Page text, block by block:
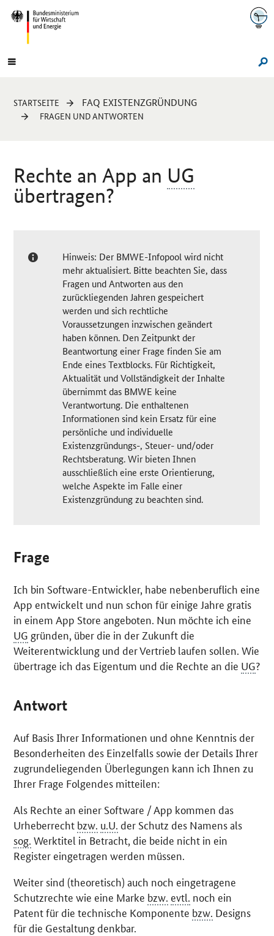
Navigation
Hauptmenü
Sie
sind
STARTSEITE FAQ EXISTENZGRÜNDUNG
FRAGEN UND ANTWORTEN
Rechte anApp an UG
übertragen?
Hinweis: Der BMWE-Infopool wird nicht
mehr aktualisiert. Bitte beachten Sie, dass
Fragen und Antworten aus den
zurückliegenden Jahren gespeichert
werden und sich rechtliche
Voraussetzungen inzwischen geändert
haben können. Den Zeitpunkt der
Beantwortung einer Frage finden Sie am
Ende eines Textblocks. Für Richtigkeit,
Aktualität und Vollständigkeit der Inhalte
übernimmt das BMWE keine
Verantwortung. Die enthaltenen
Informationen sind kein Ersatz für eine
persönliche und individuelle
Existenzgründungs-, Steuer- und/oder
Rechtsberatung. Wir bieten Ihnen
ausschließlich eine erste Orientierung,
welche Aspekte im Falle einer
Existenzgründung zu beachten sind.
Frage
Ich bin Software-Entwickler, habe nebenberuflich eine
App entwickelt und nun schon für einige Jahre gratis
in einemApp Store angeboten. Nun möchte ich eine
UG gründen, über die in der Zukunft die
Weiterentwicklung und der Vertrieb laufen sollen. Wie
übertrage ich das Eigentum und die Rechte an die UG?
Antwort
Auf Basis Ihrer Informationen und ohne Kenntnis der
Besonderheiten des Einzelfalls sowie der Details Ihrer
zugrundeliegenden Überlegungen kann ich Ihnen zu
Ihrer Frage Folgendes mitteilen:
Als Rechte an einer Software / App kommen das
Urheberrecht bzw. u.U. der Schutz des Namens als
sog. Werktitel in Betracht, die beide nicht in ein
Register eingetragen werden müssen.
Weiter sind (theoretisch) auch noch eingetragene
Schutzrechte wie eine Marke bzw. evtl. noch ein
Patent für die technische Komponente bzw. Designs
für die Gestaltung denkbar.